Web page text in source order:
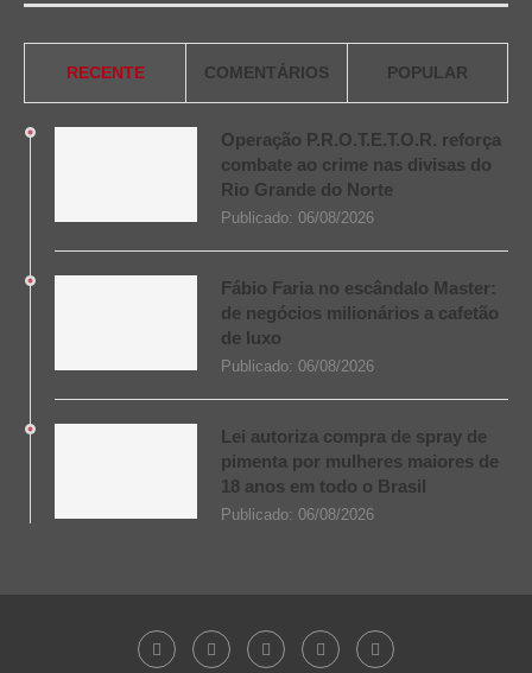
RECENTE COMENTÁRIOS POPULAR
Operação P.R.O.T.E.T.O.R. reforça
combate ao crime nas divisas do
Rio Grande do Norte
Publicado: 06/08/2026
Fábio Faria no escândalo Master:
de negócios milionários a cafetão
de luxo
Publicado: 06/08/2026
Lei autoriza compra de spray de
pimenta por mulheres maiores de
18 anos em todo o Brasil
Publicado: 06/08/2026